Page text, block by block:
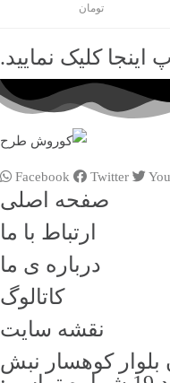
تومان
کلیک نمایید.
Facebook Twitter
صفحه اصلی
ارتباط با ما
درباره ی ما
کاتالوگ
نقشه سایت
کوهسار نبش